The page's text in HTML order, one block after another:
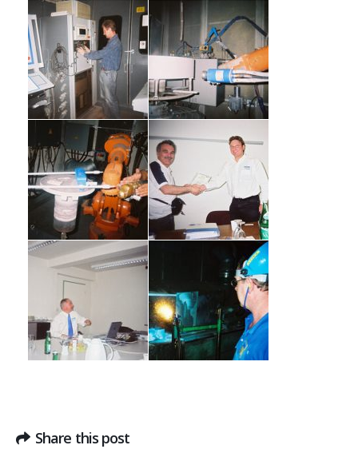
Share this post